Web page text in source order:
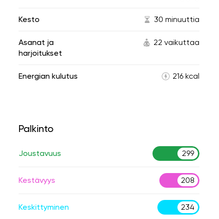
Kesto 30 minuuttia
Asanat ja
harjoitukset
22 vaikuttaa
Energian kulutus 216 kcal
Palkinto
Joustavuus 299
Kestävyys 208
Keskittyminen 234